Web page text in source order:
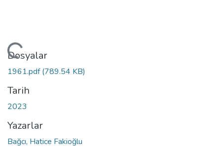
Dosyalar
1961.pdf(789.54 KB)
Tarih
2023
Yazarlar
Bağcı, Hatice Fakioğlu